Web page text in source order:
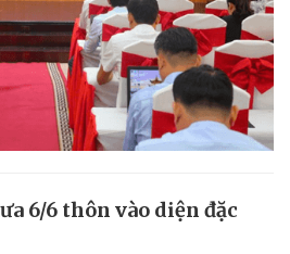
6/6 thôn vào diện đặc